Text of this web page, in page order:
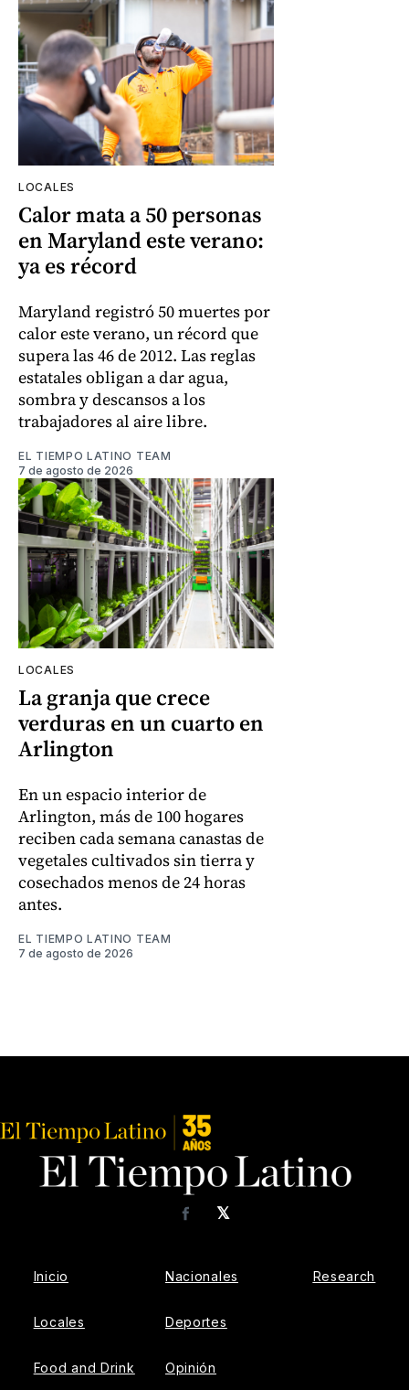
LOCALES
Calor mata a 50 personas
en Maryland este verano:
ya es récord
Maryland registró 50 muertes por
calor este verano, un récord que
supera las 46 de 2012. Las reglas
estatales obligan a dar agua,
sombra y descansos a los
trabajadores al aire libre.
EL TIEMPO LATINO TEAM
7 de agosto de 2026
LOCALES
La granja que crece
verduras en un cuarto en
Arlington
En un espacio interior de
Arlington, más de 100 hogares
reciben cada semana canastas de
vegetales cultivados sin tierra y
cosechados menos de 24 horas
antes.
EL TIEMPO LATINO TEAM
7 de agosto de 2026
𝕏
Facebook
Inicio
Locales
Food and Drink
Nacionales
Deportes
Opinión
Research